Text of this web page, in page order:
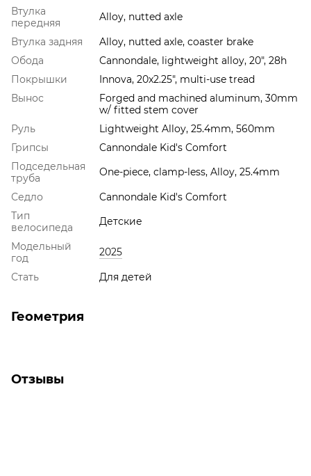
Втулка
передняя
Alloy, nutted axle
Втулка задняя
Alloy, nutted axle, coaster brake
Обода
Cannondale, lightweight alloy, 20", 28h
Покрышки
Innova, 20x2.25", multi-use tread
Вынос
Forged and machined aluminum, 30mm
w/ fitted stem cover
Руль
Lightweight Alloy, 25.4mm, 560mm
Грипсы
Cannondale Kid's Comfort
Подседельная
труба
One-piece, clamp-less, Alloy, 25.4mm
Седло
Cannondale Kid's Comfort
Тип
велосипеда
Детские
Модельный
год
2025
Стать
Для детей
Геометрия
Отзывы